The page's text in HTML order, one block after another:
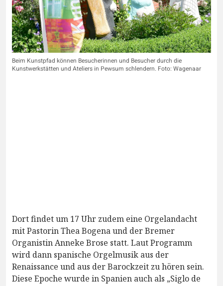
Beim Kunstpfad können Besucherinnen und Besucher durch die
Kunstwerkstätten und Ateliers in Pewsum schlendern. Foto: Wagenaar
Dort findet um 17 Uhr zudem eine Orgelandacht
mit Pastorin Thea Bogena und der Bremer
Organistin Anneke Brose statt. Laut Programm
wird dann spanische Orgelmusik aus der
Renaissance und aus der Barockzeit zu hören sein.
Diese Epoche wurde in Spanien auch als „Siglo de